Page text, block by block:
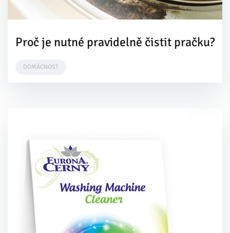
Proč je nutné pravidelně čistit pračku?
DOMÁCNOST